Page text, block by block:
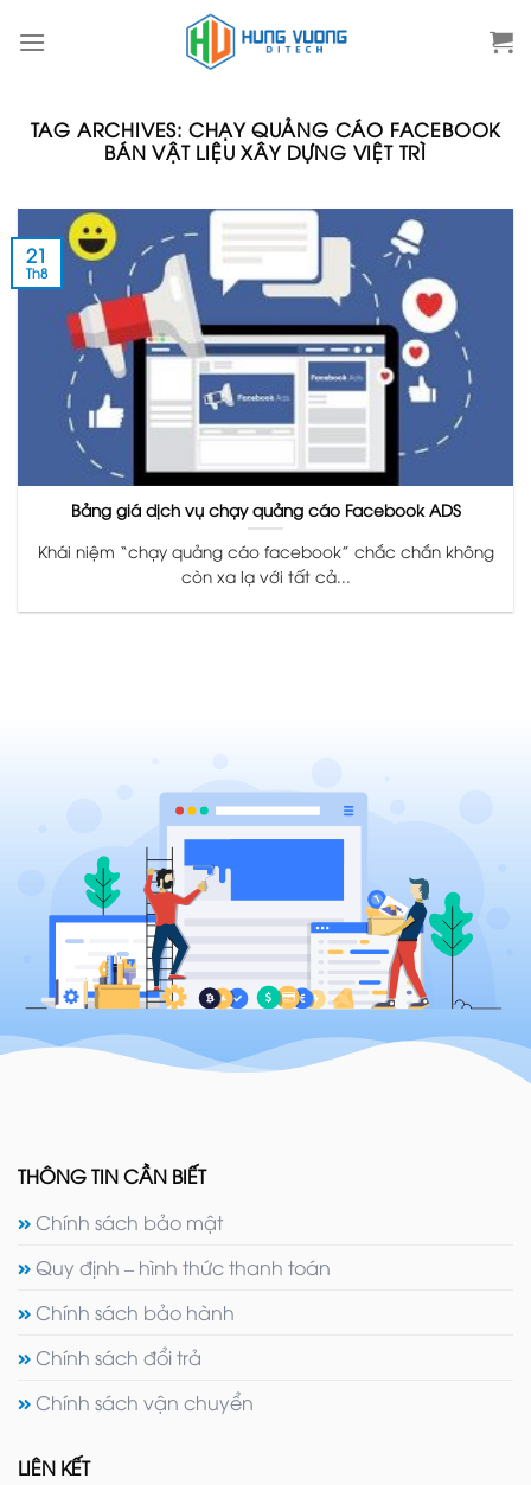
TAG ARCHIVES: CHẠY QUẢNG CÁO FACEBOOK
BÁN VẬT LIỆU XÂY DỰNG VIỆT TRÌ
Bảng giá dịch vụ chạy quảng cáo Facebook ADS
Khái niệm “chạy quảng cáo facebook” chắc chắn không
còn xa lạ với tất cả...
21
Th8
THÔNG TIN CẦN BIẾT
Chính sách bảo mật
Quy định – hình thức thanh toán
Chính sách bảo hành
Chính sách đổi trả
Chính sách vận chuyển
LIÊN KẾT